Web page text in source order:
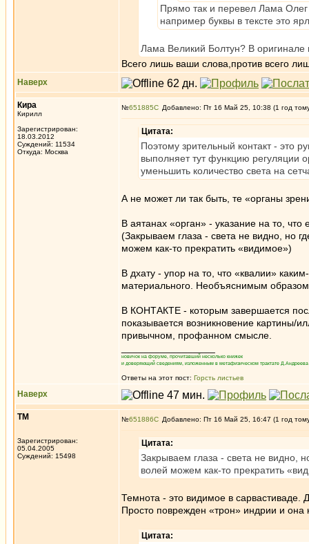
Прямо так и перевел Лама
например буквы в тексте это
Лама Великий Болтун? В оригинале
Всего лишь ваши слова,против всего
Наверх
Кира
Кирилл
Зарегистрирован:
18.03.2012
Суждений: 11534
Откуда: Москва
№651885 Добавлено: Пт 16 Май 25, 10:38 (1 год
Цитата:
Поэтому зрительный контакт - это
выполняет тут функцию регуляции
уменьшить количество света на
А не может ли так быть, те «органы
В аятанах «орган» - указание на то,
(Закрываем глаза - света не видно, но
можем как-то прекратить «видимое»)
В дхату - упор на то, что «квалии»
материального. Необъяснимым
В КОНТАКТЕ - которым завершается
показывается возникновение картины/
привычном, профанном смысле.
новичок на форуме, прочитавший несколько книжек
и доверяющий сведениям, изложенным в метафизическом трактате
Ответы на этот пост: Горсть листьев
Наверх
ТМ
Зарегистрирован:
05.04.2005
Суждений: 15498
№651886 Добавлено: Пт 16 Май 25, 16:47 (1 год
Цитата:
Закрываем глаза - света не видно,
волей можем как-то прекратить
Темнота - это видимое в сарвастиваде.
Просто поврежден «трон» индрии и она
Цитата: